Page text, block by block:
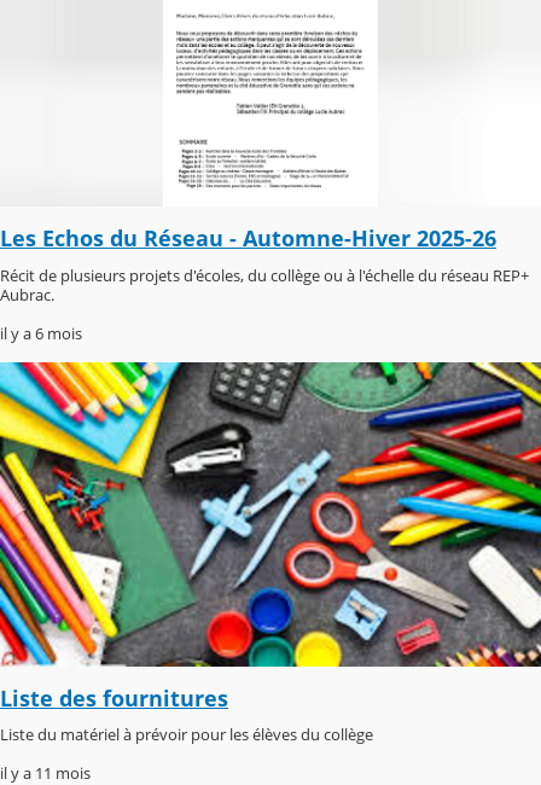
Les Echos du Réseau - Automne-Hiver 2025-26
Récit de plusieurs projets d'écoles, du collège ou à l'échelle du réseau REP+
Aubrac.
il y a 6 mois
Liste des fournitures
Liste du matériel à prévoir pour les élèves du collège
il y a 11 mois